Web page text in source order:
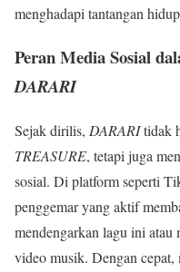
menghadapi tantangan
Peran Media Sosial
DARARI
Sejak dirilis, DARARItidak
TREASURE, tetapi juga
sosial. Di platform seperti
penggemar yang aktif
mendengarkan lagu ini
video musik. Dengan